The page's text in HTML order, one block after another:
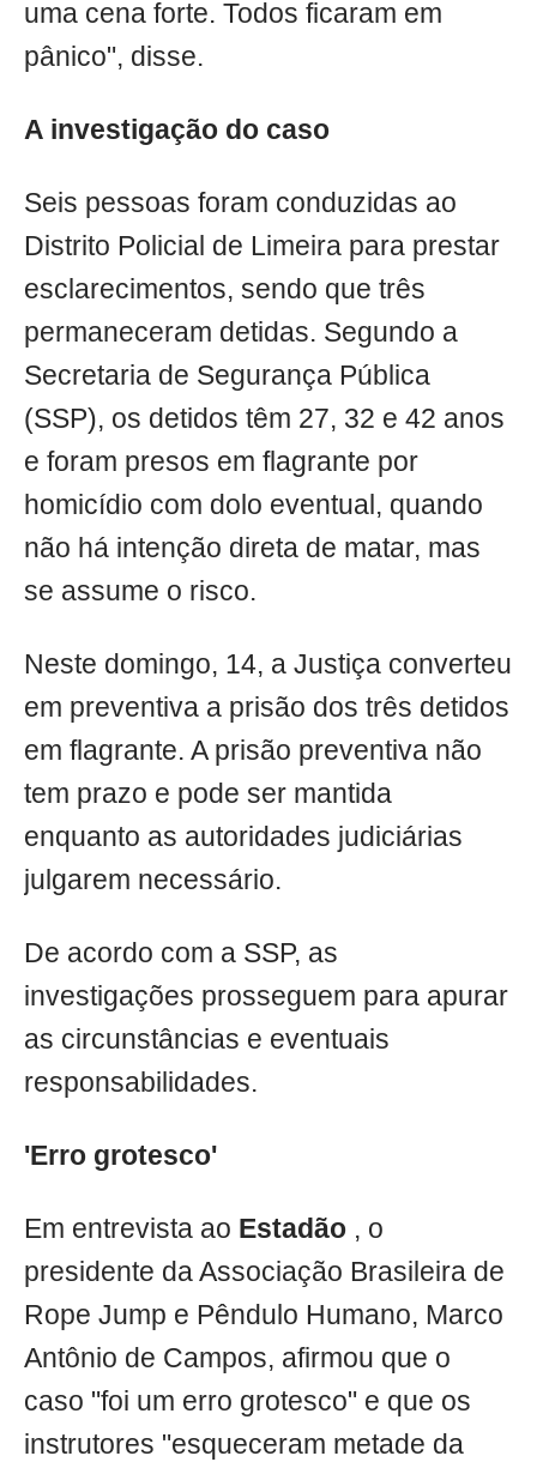
uma cena forte. Todos ficaram em
pânico", disse.
A investigação do caso
Seis pessoas foram conduzidas ao
Distrito Policial de Limeira para prestar
esclarecimentos, sendo que três
permaneceram detidas. Segundo a
Secretaria de Segurança Pública
(SSP), os detidos têm 27, 32 e 42 anos
e foram presos em flagrante por
homicídio com dolo eventual, quando
não há intenção direta de matar, mas
se assume o risco.
Neste domingo, 14, a Justiça converteu
em preventiva a prisão dos três detidos
em flagrante. A prisão preventiva não
tem prazo e pode ser mantida
enquanto as autoridades judiciárias
julgarem necessário.
De acordo com a SSP, as
investigações prosseguem para apurar
as circunstâncias e eventuais
responsabilidades.
'Erro grotesco'
Em entrevista ao Estadão , o
presidente da Associação Brasileira de
Rope Jump e Pêndulo Humano, Marco
Antônio de Campos, afirmou que o
caso "foi um erro grotesco" e que os
instrutores "esqueceram metade da